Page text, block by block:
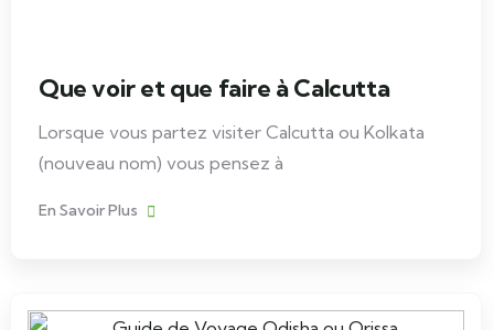
Que voir et que faire à Calcutta
Lorsque vous partez visiter Calcutta ou Kolkata
(nouveau nom) vous pensez à
En Savoir Plus